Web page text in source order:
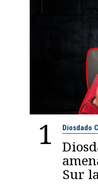
1 Diosdado
Sur